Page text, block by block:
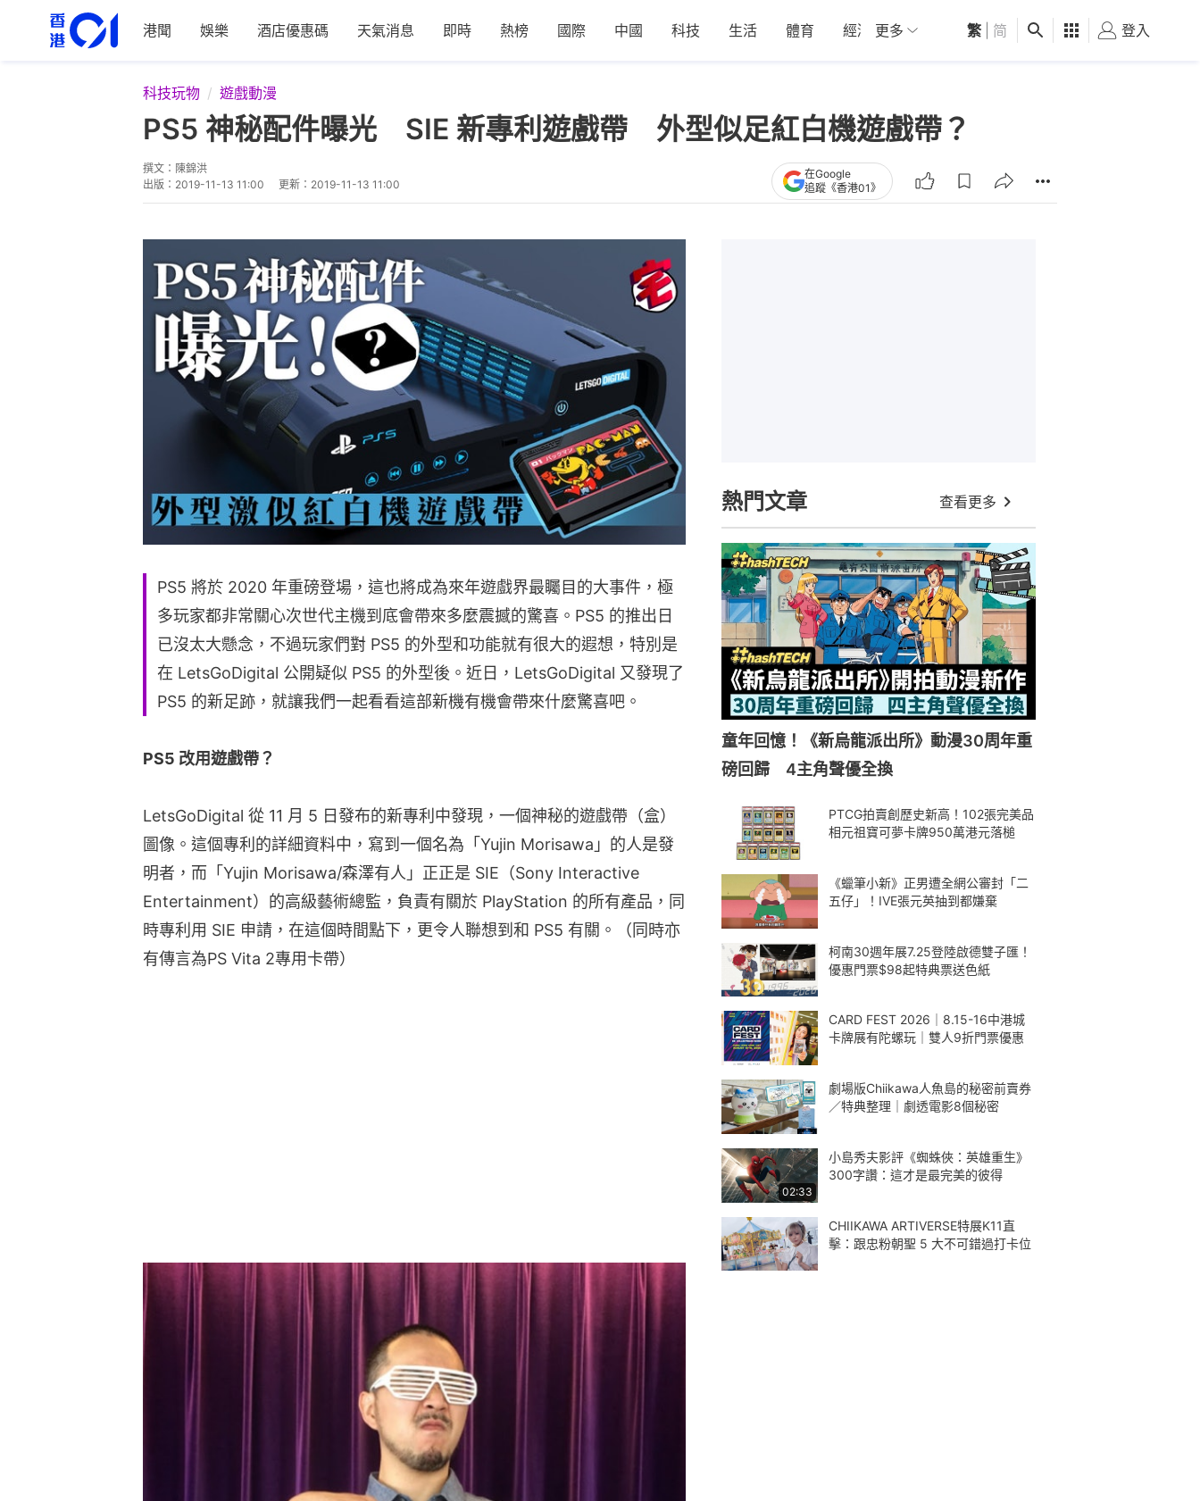
港聞 娛樂 酒店優惠碼 天氣消息 即時 熱榜 國際 中國 科技 生活 體育 經濟 01深圳 觀點 健康 好食玩飛
更多 繁 简 登入
科技玩物 遊戲動漫
PS5 神秘配件曝光 SIE 新專利遊戲帶 外型似足紅白機遊戲帶？
撰文： 陳錦洪
出版： 2019-11-13 11:00 更新： 2019-11-13 11:00
在Google
追蹤《香港01》
PS5 將於 2020 年重磅登場，這也將成為來年遊戲界最矚目的大事件，極
多玩家都非常關心次世代主機到底會帶來多麼震撼的驚喜。PS5 的推出日
已沒太大懸念，不過玩家們對 PS5 的外型和功能就有很大的遐想，特別是
在 LetsGoDigital 公開疑似 PS5 的外型後。近日，LetsGoDigital 又發現了
PS5 的新足跡，就讓我們一起看看這部新機有機會帶來什麼驚喜吧。
PS5 改用遊戲帶？
LetsGoDigital 從 11 月 5 日發布的新專利中發現，一個神秘的遊戲帶（盒）
圖像。這個專利的詳細資料中，寫到一個名為「Yujin Morisawa」的人是發
明者，而「Yujin Morisawa/森澤有人」正正是 SIE（Sony Interactive
Entertainment）的高級藝術總監，負責有關於 PlayStation 的所有產品，同
時專利用 SIE 申請，在這個時間點下，更令人聯想到和 PS5 有關。（同時亦
有傳言為PS Vita 2專用卡帶）
熱門文章 查看更多
童年回憶！《新烏龍派出所》動漫30周年重
磅回歸 4主角聲優全換
PTCG拍賣創歷史新高！102張完美品
相元祖寶可夢卡牌950萬港元落槌
《蠟筆小新》正男遭全網公審封「二
五仔」！IVE張元英抽到都嫌棄
柯南30週年展7.25登陸啟德雙子匯！
優惠門票$98起特典票送色紙
CARD FEST 2026｜8.15-16中港城
卡牌展有陀螺玩｜雙人9折門票優惠
劇場版Chiikawa人魚島的秘密前賣券
／特典整理｜劇透電影8個秘密
02:33
小島秀夫影評《蜘蛛俠：英雄重生》
300字讚：這才是最完美的彼得
CHIIKAWA ARTIVERSE特展K11直
擊：跟忠粉朝聖 5 大不可錯過打卡位